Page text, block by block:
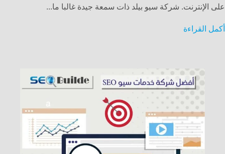
على الإنترنت. شركة سيو بيلد ذات سمعة جيدة غالبا ما...
أكمل القراءة